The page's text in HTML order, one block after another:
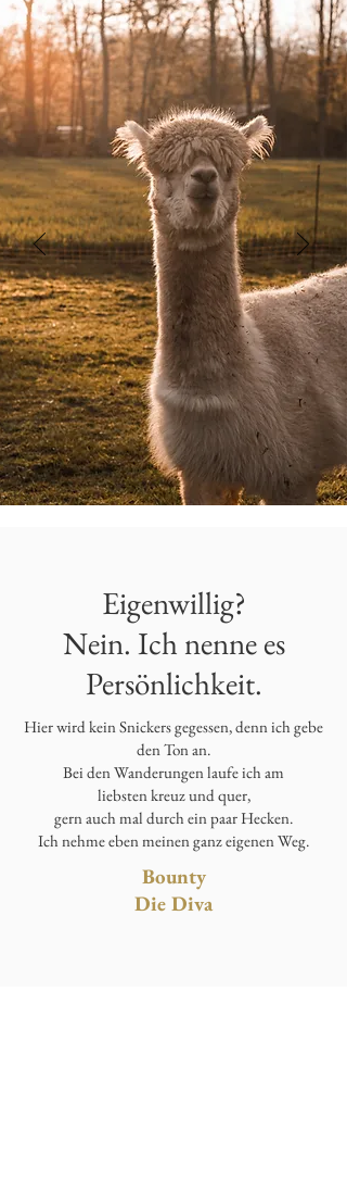
Eigenwillig?
Nein. Ich nenne es
Persönlichkeit.
Hier wird kein Snickers gegessen, denn ich gebe
den Ton an.
Bei den Wanderungen laufe ich am
liebsten kreuz und quer,
gern auch mal durch ein paar Hecken.
Ich nehme eben meinen ganz eigenen Weg.
Bounty
Die Diva